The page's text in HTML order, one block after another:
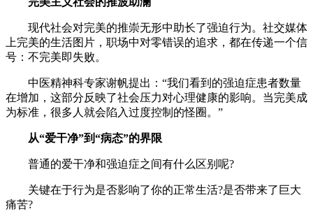
现代社会对完美的推崇无形中助长了强迫行为。社交媒体
上完美的生活图片，职场中对零错误的追求，都在传递一个信
号：不完美即失败。
中医精神科专家谢帆提出：“我们看到的强迫症患者数量
在增加，这部分反映了社会压力对心理健康的影响。当完美成
为标准，很多人就会陷入过度控制的怪圈。”
从“爱干净”到“病态”的界限
普通的爱干净和强迫症之间有什么区别呢?
关键在于行为是否影响了你的正常生活?是否带来了巨大
痛苦?